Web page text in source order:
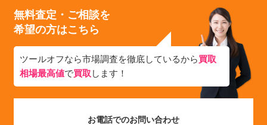
無料査定・ご相談を
希望の方はこちら
ツールオフなら市場調査を徹底しているから買取
相場最高値で買取 します！
お電話でのお問い合わせ